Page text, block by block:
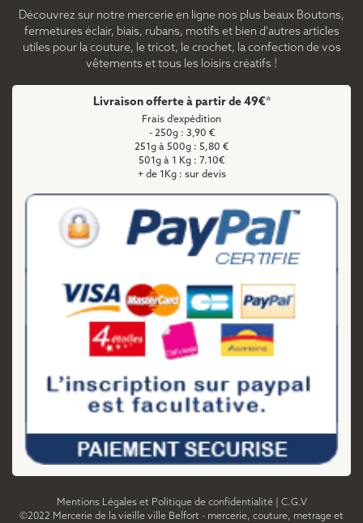
Découvrez sur notre mercerie en ligne nos plus beaux Boutons,
fermetures éclair, biais, rubans, motifs et bien d'autres articles
utiles pour la couture, le tricot, le crochet, la confection de vos
vêtements et tous les loisirs créatifs !
Livraison offerte à partir de 49€*
Frais d'expédition
- 250g : 3,90 €
251g à 500g : 5,80 €
501g à 1 Kg : 7.10€
+ de 1Kg : sur devis
Mentions Légales et Politique de confidentialité| C.G.V
©2022 Mercerie de la vieille ville Belfort - mercerie, couture, metrage et